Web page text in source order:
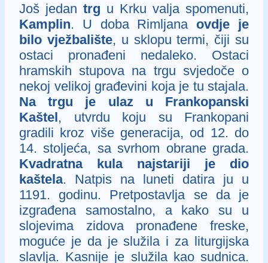
Još jedan trg u Krku valja spomenuti,
Kamplin. U doba Rimljanaovdje je
bilo vježbalište, u sklopu termi, čiji su
ostaci pronađeni nedaleko. Ostaci
hramskih stupova na trgu svjedoče o
nekoj velikoj građevini koja je tu stajala.
Na trgu je ulaz u Frankopanski
Kaštel, utvrdu koju su Frankopani
gradili kroz više generacija, od 12. do
14. stoljeća, sa svrhom obrane grada.
Kvadratna kula najstariji je dio
kaštela. Natpis na luneti datira ju u
1191. godinu. Pretpostavlja se da je
izgrađena samostalno, a kako su u
slojevima zidova pronađene freske,
moguće je da je služila i za liturgijska
slavlja. Kasnije je služila kao sudnica.